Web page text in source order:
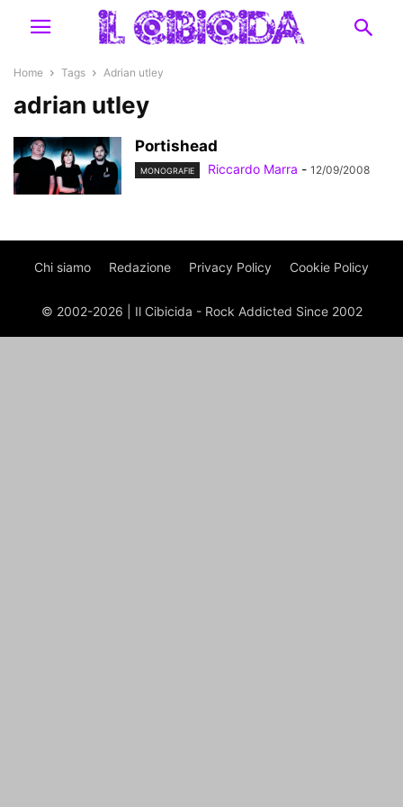
Home Tags Adrian utley
adrian utley
Portishead
MONOGRAFIE Riccardo Marra - 12/09/2008
Chi siamo Redazione Privacy Policy Cookie Policy
© 2002-2026 | Il Cibicida - Rock Addicted Since 2002